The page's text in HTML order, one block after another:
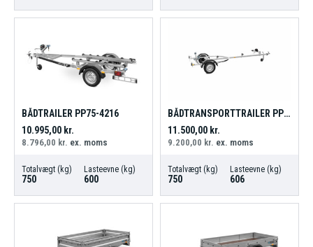
BÅDTRAILER PP75-4216
10.995,00 kr.
8.796,00 kr. ex. moms
Totalvægt (kg)
750
Lasteevne (kg)
600
BÅDTRANSPORTTRAILER PP75-5118
11.500,00 kr.
9.200,00 kr. ex. moms
Totalvægt (kg)
750
Lasteevne (kg)
606